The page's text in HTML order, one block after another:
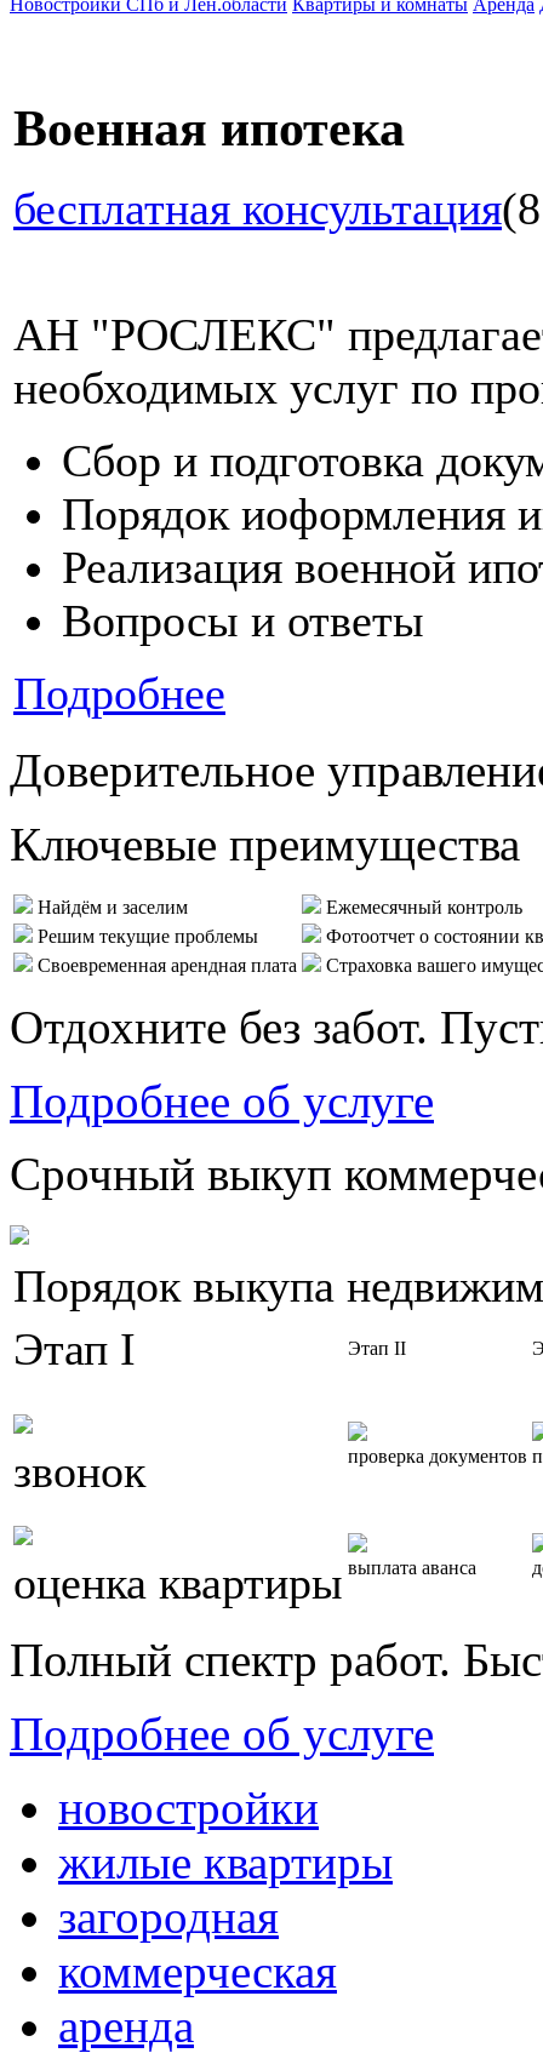
Военная ипотека
бесплатная консультация
АН "РОСЛЕКС"
необходимых услуг по
Сбор и подготовка
Порядок иоформления
Реализация военной
Вопросы и ответы
Подробнее
Доверительное
Ключевые преимущества
Найдём и заселим
Ежемесячный контроль
Решим текущие проблемы
Фотоотчет о состоянии
Своевременная арендная плата
Страховка вашего
Отдохните без забот.
Подробнее об услуге
Срочный выкуп
Порядок выкупа
Этап I
Этап II
звонок проверка документов
оценка квартиры выплата аванса
Полный спектр работ.
Подробнее об услуге
новостройки
жилые квартиры
загородная
коммерческая
аренда